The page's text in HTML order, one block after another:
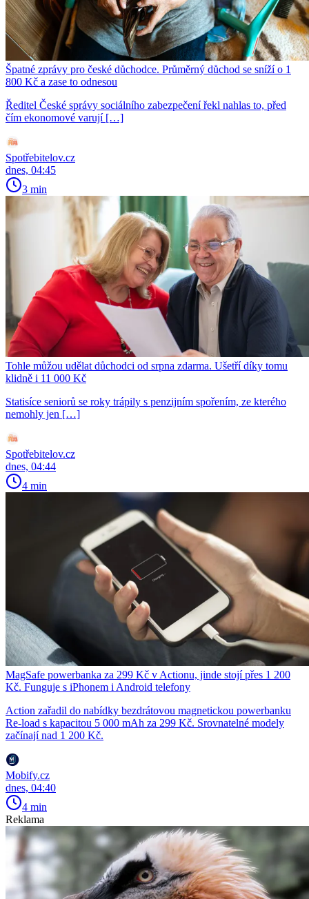
Špatné zprávy pro české důchodce. Průměrný důchod se sníží o 1
800 Kč a zase to odnesou
Ředitel České správy sociálního zabezpečení řekl nahlas to, před
čím ekonomové varují […]
Spotřebitelov.cz
dnes, 04:45
3 min
Tohle můžou udělat důchodci od srpna zdarma. Ušetří díky tomu
klidně i 11 000 Kč
Statisíce seniorů se roky trápily s penzijním spořením, ze kterého
nemohly jen […]
Spotřebitelov.cz
dnes, 04:44
4 min
MagSafe powerbanka za 299 Kč v Actionu, jinde stojí přes 1 200
Kč. Funguje s iPhonem i Android telefony
Action zařadil do nabídky bezdrátovou magnetickou powerbanku
Re-load s kapacitou 5 000 mAh za 299 Kč. Srovnatelné modely
začínají nad 1 200 Kč.
Mobify.cz
dnes, 04:40
4 min
Reklama